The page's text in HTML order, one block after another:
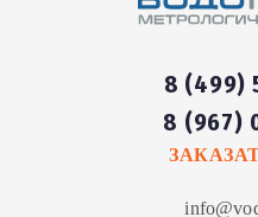
8 (499)
8 (967)